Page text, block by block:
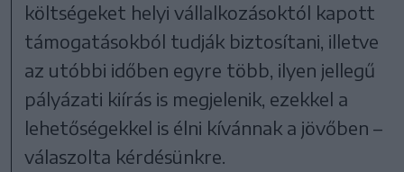
költségeket helyi vállalkozásoktól kapott
támogatásokból tudják biztosítani, illetve
az utóbbi időben egyre több, ilyen jellegű
pályázati kiírás is megjelenik, ezekkel a
lehetőségekkel is élni kívánnak a jövőben –
válaszolta kérdésünkre.